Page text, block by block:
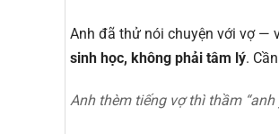
Anh đã thử nói chuyện với vợ —
sinh học, không phải tâm lý.
Anh thèm tiếng vợ thì thầm